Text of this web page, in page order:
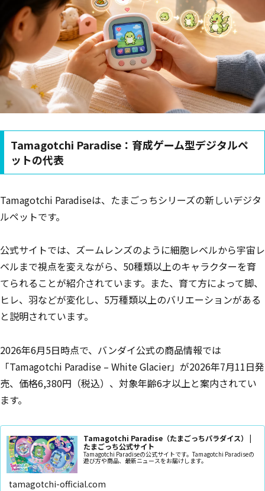
Tamagotchi Paradise：育成ゲーム型デジタルペ
ットの代表
Tamagotchi Paradiseは、たまごっちシリーズの新しいデジタ
ルペットです。
公式サイトでは、ズームレンズのように細胞レベルから宇宙レ
ベルまで視点を変えながら、50種類以上のキャラクターを育
てられることが紹介されています。また、育て方によって脚、
ヒレ、羽などが変化し、5万種類以上のバリエーションがある
と説明されています。
2026年6月5日時点で、バンダイ公式の商品情報では
「Tamagotchi Paradise – White Glacier」が2026年7月11日発
売、価格6,380円（税込）、対象年齢6才以上と案内されてい
ます。
Tamagotchi Paradise（たまごっちパラダイス） |
たまごっち公式サイト
Tamagotchi Paradiseの公式サイトです。Tamagotchi Paradiseの
遊び方や商品、最新ニュースをお届けします。
tamagotchi-official.com